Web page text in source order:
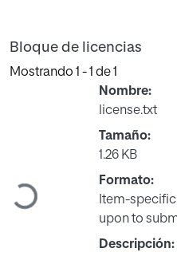
Bloque de licencias
Mostrando 1 - 1 de 1
Cargando...
Nombre:
license.txt
Tamaño:
1.26 KB
Formato:
Item-
upon to
Descripción: